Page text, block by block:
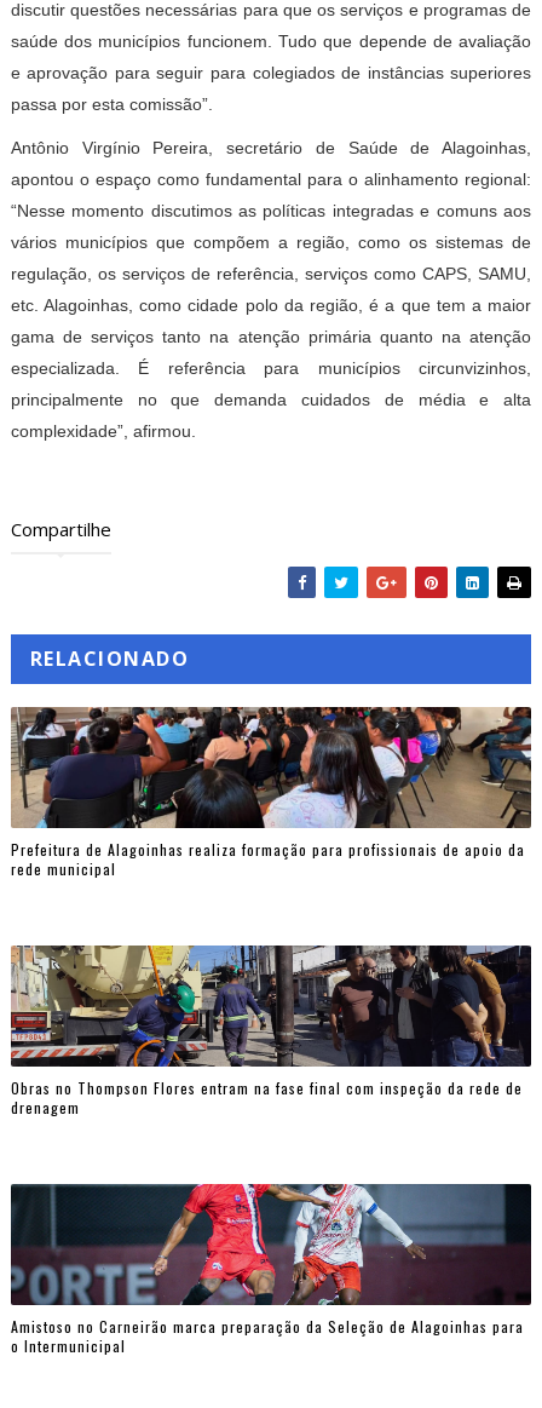
discutir questões necessárias para que os serviços e programas de
saúde dos municípios funcionem. Tudo que depende de avaliação
e aprovação para seguir para colegiados de instâncias superiores
passa por esta comissão”.
Antônio Virgínio Pereira, secretário de Saúde de Alagoinhas,
apontou o espaço como fundamental para o alinhamento regional:
“Nesse momento discutimos as políticas integradas e comuns aos
vários municípios que compõem a região, como os sistemas de
regulação, os serviços de referência, serviços como CAPS, SAMU,
etc. Alagoinhas, como cidade polo da região, é a que tem a maior
gama de serviços tanto na atenção primária quanto na atenção
especializada. É referência para municípios circunvizinhos,
principalmente no que demanda cuidados de média e alta
complexidade”, afirmou.
Compartilhe
RELACIONADO
Prefeitura de Alagoinhas realiza formação para profissionais de apoio da
rede municipal
Obras no Thompson Flores entram na fase final com inspeção da rede de
drenagem
Amistoso no Carneirão marca preparação da Seleção de Alagoinhas para
o Intermunicipal